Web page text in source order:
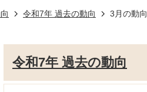
令和7年 過去の動向 3月の動向
令和7年 過去の動向